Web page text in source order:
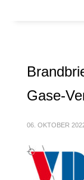
Gase-
06. OKTOBER